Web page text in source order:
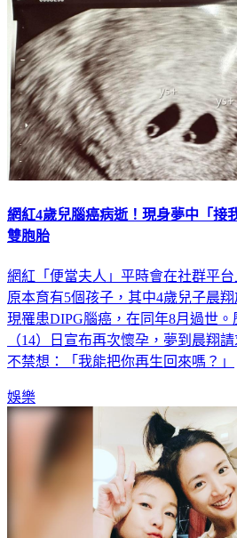
網紅4歲兒腦癌病逝！現身夢中「
雙胞胎
網紅「便當夫人」平時會在社群平
原本育有5個孩子，其中4歲兒子晨
現罹患DIPG腦癌，在同年8月過世
（14）日宣布再次懷孕，夢到晨翔
不禁想：「我能把你再生回來嗎？」
娛樂